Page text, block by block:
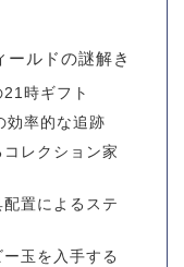
ールドの謎解き
時ギフト
効率的な追跡
レクション家
置によるステ
玉を入手する